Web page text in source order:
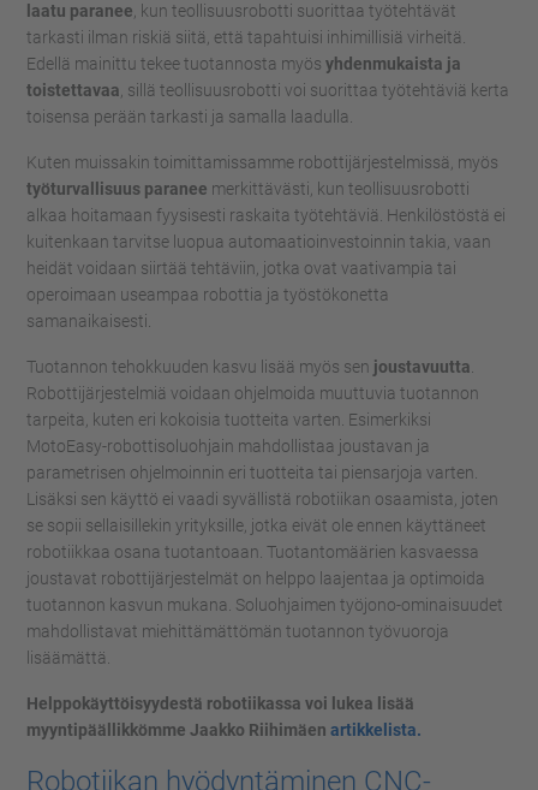
laatu paranee , kun teollisuusrobotti suorittaa työtehtävät
tarkasti ilman riskiä siitä, että tapahtuisi inhimillisiä virheitä.
Edellä mainittu tekee tuotannosta myös yhdenmukaista ja
toistettavaa , sillä teollisuusrobotti voi suorittaa työtehtäviä kerta
toisensa perään tarkasti ja samalla laadulla.
Kuten muissakin toimittamissamme robottijärjestelmissä, myös
työturvallisuus paranee merkittävästi, kun teollisuusrobotti
alkaa hoitamaan fyysisesti raskaita työtehtäviä. Henkilöstöstä ei
kuitenkaan tarvitse luopua automaatioinvestoinnin takia, vaan
heidät voidaan siirtää tehtäviin, jotka ovat vaativampia tai
operoimaan useampaa robottia ja työstökonetta
samanaikaisesti.
Tuotannon tehokkuuden kasvu lisää myös sen joustavuutta
Robottijärjestelmiä voidaan ohjelmoida muuttuvia tuotannon
tarpeita, kuten eri kokoisia tuotteita varten. Esimerkiksi
MotoEasy-robottisoluohjain mahdollistaa joustavan ja
parametrisen ohjelmoinnin eri tuotteita tai piensarjoja varten.
Lisäksi sen käyttö ei vaadi syvällistä robotiikan osaamista, joten
se sopii sellaisillekin yrityksille, jotka eivät ole ennen käyttäneet
robotiikkaa osana tuotantoaan. Tuotantomäärien kasvaessa
joustavat robottijärjestelmät on helppo laajentaa ja optimoida
tuotannon kasvun mukana. Soluohjaimen työjono-ominaisuudet
mahdollistavat miehittämättömän tuotannon työvuoroja
lisäämättä.
Helppokäyttöisyydestä robotiikassa voi lukea lisää
myyntipäällikkömme Jaakko Riihimäen artikkelista.
Robotiikan hyödyntäminen CNC-